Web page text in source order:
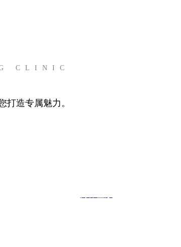
CLINIC
打造专属魅力。